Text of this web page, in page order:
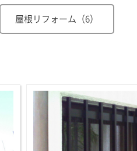
屋根リフォーム（6）